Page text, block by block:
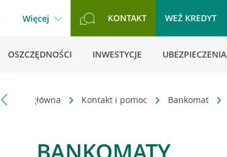
Więcej KONTAKT WEŹ KREDYT
OSZCZĘDNOŚCI INWESTYCJE UBEZPIECZENIA
Strona główna Kontakt i pomoc Bankomat